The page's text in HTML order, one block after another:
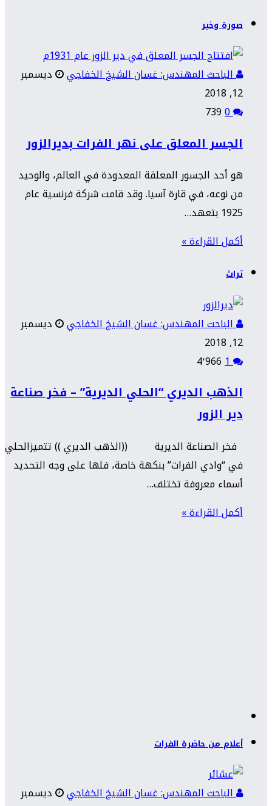
صورة وخبر
الباحث المهندس: غسان الشيخ الخفاجي
ديسمبر
12, 2018
0
الجسر المعلق على نهر الفرات بديرالزور
هو أحد الجسور المعلقة المعدودة في العالم، والوحيد
من نوعه، في قارة آسيا. وقد قامت شركة فرنسية عام
1925 بتعهد…
أكمل القراءة »
تراث
الباحث المهندس: غسان الشيخ الخفاجي
ديسمبر
12, 2018
1
الذهب الديري “الحلي الديرية” – فخر صناعة
دير الزور
فخر الصناعة الديرية ((الذهب الديري )) تتميزالحلي
في “وادي الفرات” بنكهة خاصة، فلها على وجه التحديد
أسماء معروفة تختلف…
أكمل القراءة »
أعلام من حاضرة الفرات
الباحث المهندس: غسان الشيخ الخفاجي
ديسمبر